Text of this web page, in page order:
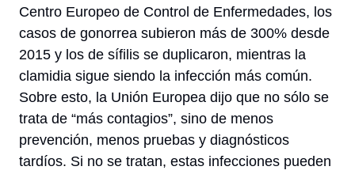
Centro Europeo de Control de Enfermedades, los
casos de gonorrea subieron más de 300% desde
2015 y los de sífilis se duplicaron, mientras la
clamidia sigue siendo la infección más común.
Sobre esto, la Unión Europea dijo que no sólo se
trata de “más contagios”, sino de menos
prevención, menos pruebas y diagnósticos
tardíos. Si no se tratan, estas infecciones pueden